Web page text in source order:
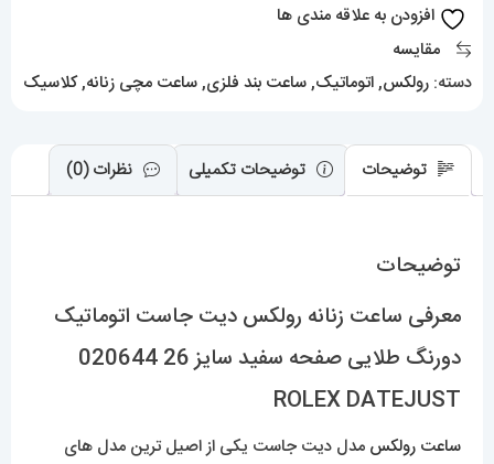
طلایی
26
020644
DATEJUST
افزودن به علاقه مندی ها
مقایسه
دسته: رولکس,اتوماتیک,ساعت بند فلزی,ساعت مچی زنانه,کلاسیک
توضیحات توضیحات تکمیلی نظرات (0)
توضیحات
معرفی ساعت زنانه رولکس دیت جاست اتوماتیک
دورنگ طلایی صفحه سفید سایز 26 020644
ROLEX DATEJUST
ساعت رولکس مدل دیت جاست یکی از اصیل ترین مدل های